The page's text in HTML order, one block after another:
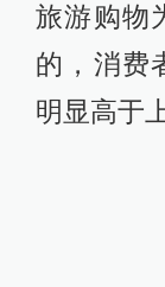
旅游购物
的，消费
明显高于